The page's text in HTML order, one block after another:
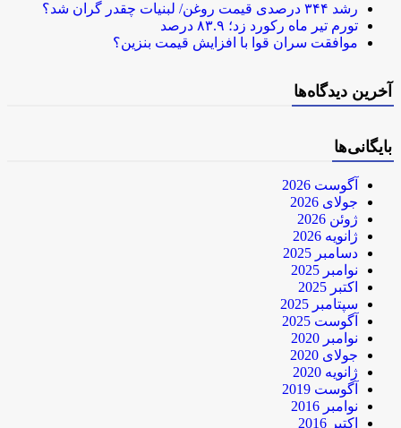
رشد ۳۴۴ درصدی قیمت روغن/ لبنیات چقدر گران شد؟
تورم تیر ماه رکورد زد؛ ۸۳.۹ درصد
موافقت سران قوا با افزایش قیمت بنزین؟
آخرین دیدگاه‌ها
بایگانی‌ها
آگوست 2026
جولای 2026
ژوئن 2026
ژانویه 2026
دسامبر 2025
نوامبر 2025
اکتبر 2025
سپتامبر 2025
آگوست 2025
نوامبر 2020
جولای 2020
ژانویه 2020
آگوست 2019
نوامبر 2016
اکتبر 2016